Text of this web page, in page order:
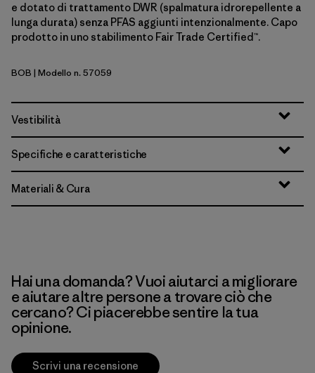
e dotato di trattamento DWR (spalmatura idrorepellente a
lunga durata) senza PFAS aggiunti intenzionalmente. Capo
prodotto in uno stabilimento Fair Trade Certified™.
Black w/Black
BOB | Modello n. 57059
Vestibilità
Specifiche e caratteristiche
Materiali & Cura
Hai una domanda? Vuoi aiutarci a migliorare
e aiutare altre persone a trovare ciò che
cercano? Ci piacerebbe sentire la tua
opinione.
Scrivi una recensione